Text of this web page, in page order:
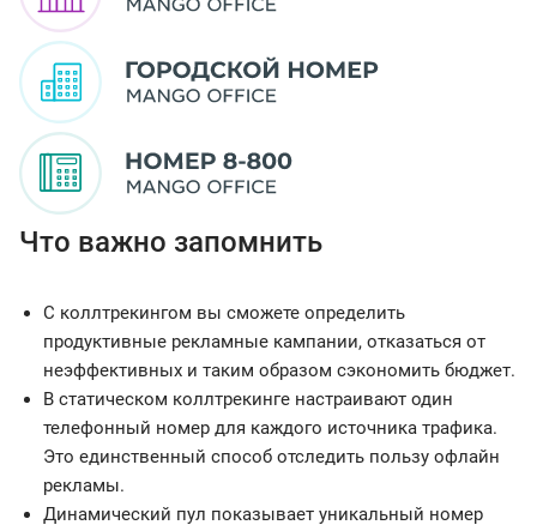
Что важно запомнить
С коллтрекингом вы сможете определить
продуктивные рекламные кампании, отказаться от
неэффективных и таким образом сэкономить бюджет.
В статическом коллтрекинге настраивают один
телефонный номер для каждого источника трафика.
Это единственный способ отследить пользу офлайн
рекламы.
Динамический пул показывает уникальный номер